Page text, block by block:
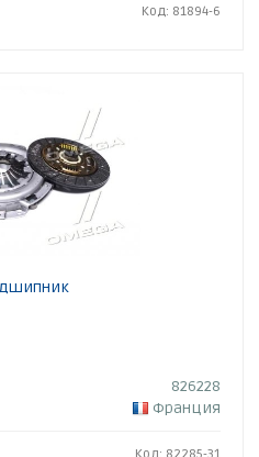
Код: 81894-6
826228
Франция